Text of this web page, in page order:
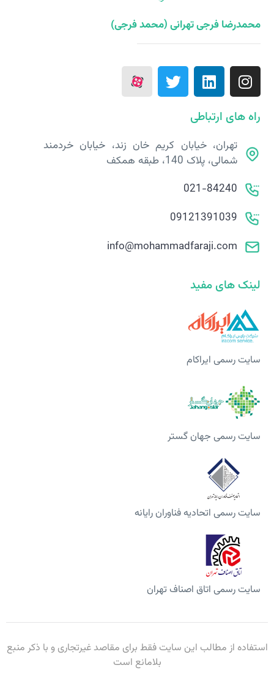
محمدرضا فرجی تهرانی (محمد فرجی)
راه های ارتباطی
تهران، خیابان کریم خان زند، خیابان خردمند
شمالی، پلاک 140، طبقه همکف
021-84240
09121391039
info@mohammadfaraji.com
لینک های مفید
سایت رسمی ایراکام
سایت رسمی جهان گستر
سایت رسمی اتحادیه فناوران رایانه
سایت رسمی اتاق اصناف تهران
استفاده از مطالب این سایت فقط برای مقاصد غیرتجاری و با ذکر منبع
بلامانع است